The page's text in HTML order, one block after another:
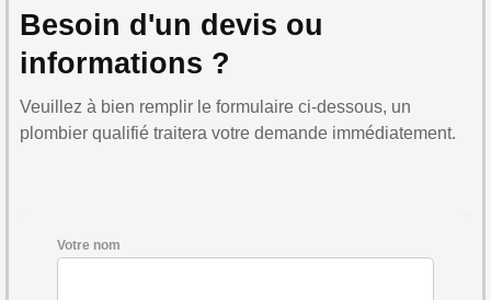
Besoin d'un devis ou
informations ?
Veuillez à bien remplir le formulaire ci-dessous, un
plombier qualifié traitera votre demande immédiatement.
Votre nom